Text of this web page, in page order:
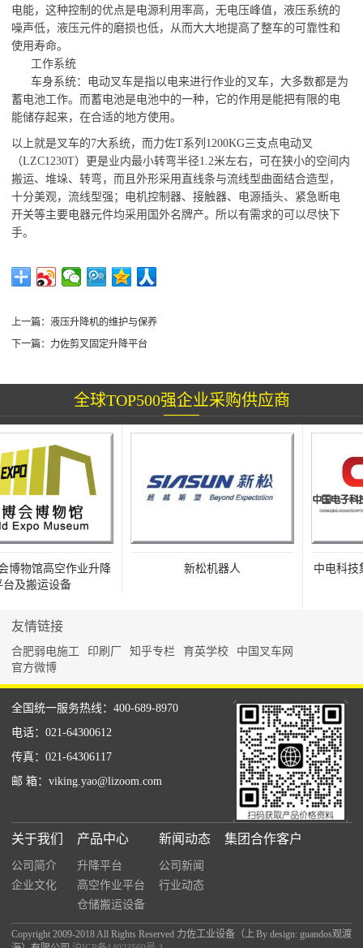
电能，这种控制的优点是电源利用率高，无电压峰值，液压系统的
噪声低，液压元件的磨损也低，从而大大地提高了整车的可靠性和
使用寿命。
工作系统
车身系统：电动叉车是指以电来进行作业的叉车，大多数都是为
蓄电池工作。而蓄电池是电池中的一种，它的作用是能把有限的电
能储存起来，在合适的地方使用。
以上就是叉车的7大系统，而力佐T系列1200KG三支点电动叉
（LZC1230T）更是业内最小转弯半径1.2米左右，可在狭小的空间内
搬运、堆垛、转弯，而且外形采用直线条与流线型曲面结合造型，
十分美观，流线型强；电机控制器、接触器、电源插头、紧急断电
开关等主要电器元件均采用国外名牌产。所以有需求的可以尽快下
手。
上一篇：液压升降机的维护与保养
下一篇： 力佐剪叉固定升降平台
全球TOP500强企业采购供应商
物馆高空作业升降
搬运设备
新松机器人 中电科技
友情链接
合肥弱电施工 印刷厂 知乎专栏 育英学校
中国叉车网
官方微博
全国统一服务热线：400-689-8970
电话：021-64300612
传真：021-64306117
邮 箱：viking.yao@lizoom.com
关于我们
公司简介
企业文化
产品中心
升降平台
高空作业平台
仓储搬运设备
新闻动态
公司新闻
行业动态
集团合作客户
By design: guandos观渡
Copyright 2009-2018 All Rights Reserved 力佐工业设备（上